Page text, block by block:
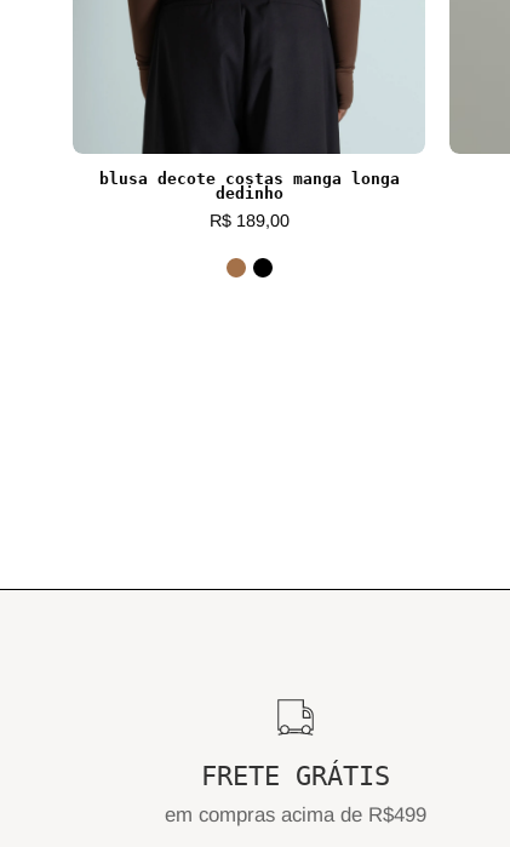
blusa decote costas manga longa
dedinho
R$ 189,00
FRETE GRÁTIS
em compras acima de R$499